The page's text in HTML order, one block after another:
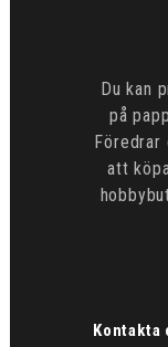
Du kan
på
Föredrar
att
Kontakta